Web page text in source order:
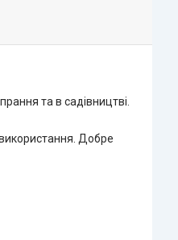
та в садівництві.
Добре